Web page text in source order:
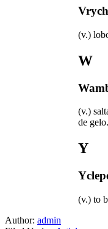
(v.)
W
(v.)
de gelo.
Y
(v.) to
Author: admin